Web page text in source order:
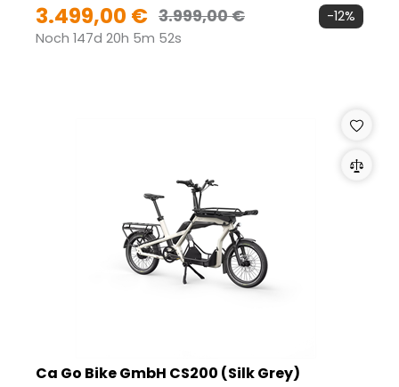
3.499,00 € 3.999,00 €
-12%
Noch 147d 20h 5m 51s
Ca Go Bike GmbH CS200 (Silk Grey)